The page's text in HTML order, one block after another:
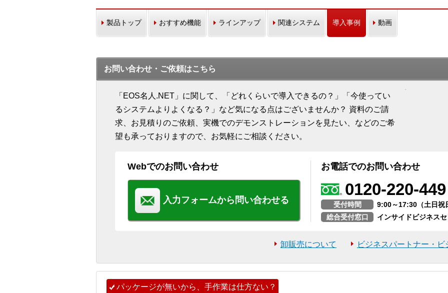
製品トップ おすすめ機能 ラインアップ 関連システム 導入事例 動画
お問い合わせ・ご依頼はこちら
「EOS名人.NET」に関して、「どれくらいで導入できるの？」「今使ってい
るシステムよりよくなる？」など気になる点はございませんか？ 資料のご請
求、お見積りのご依頼、実機でのデモンストレーションを見たい、などのご希
望も承っておりますので、お気軽にご相談ください。
Webでのお問い合わせ
入力フォームから問い合わせる
お電話でのお問い合わせ
0120-220-449
受付時間
9:00～17:30（土日祝
総合受付窓口
インサイドビジネス
卸販売について ビジネスパートナー・
パッケージが無いから、手作業は仕方ない？